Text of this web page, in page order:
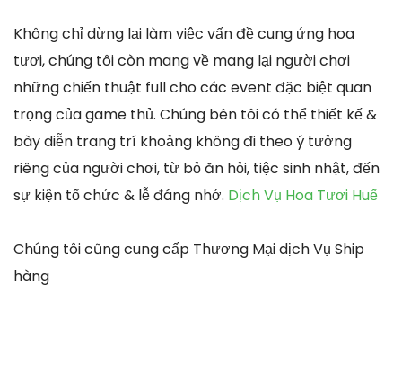
Không chỉ dừng lại làm việc vấn đề cung ứng hoa
tươi, chúng tôi còn mang về mang lại người chơi
những chiến thuật full cho các event đặc biệt quan
trọng của game thủ. Chúng bên tôi có thể thiết kế &
bày diễn trang trí khoảng không đi theo ý tưởng
riêng của người chơi, từ bỏ ăn hỏi, tiệc sinh nhật, đến
sự kiện tổ chức & lễ đáng nhớ. Dịch Vụ Hoa Tươi Huế
Chúng tôi cũng cung cấp Thương Mại dịch Vụ Ship
hàng